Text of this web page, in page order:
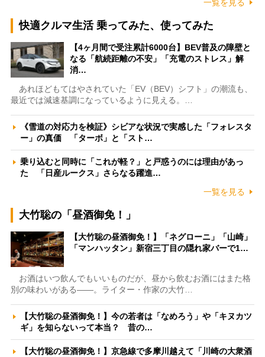
一覧を見る
快適クルマ生活 乗ってみた、使ってみた
【4ヶ月間で受注累計6000台】BEV普及の障壁と
なる「航続距離の不安」「充電のストレス」解
消…
あれほどもてはやされていた「EV（BEV）シフト」の潮流も、
最近では減速基調になっているように見える。…
《雪道の対応力を検証》シビアな状況で実感した「フォレスタ
ー」の真価 「ターボ」と「スト…
乗り込むと同時に「これが軽？」と戸惑うのには理由があっ
た 「日産ルークス」さらなる躍進…
一覧を見る
大竹聡の「昼酒御免！」
【大竹聡の昼酒御免！】「ネグローニ」「山崎」
「マンハッタン」新宿三丁目の隠れ家バーで1…
お酒はいつ飲んでもいいものだが、昼から飲むお酒にはまた格
別の味わいがある――。ライター・作家の大竹…
【大竹聡の昼酒御免！】今の若者は「なめろう」や「キヌカツ
ギ」を知らないって本当？ 昔の…
【大竹聡の昼酒御免！】京急線で多摩川越えて「川崎の大衆酒